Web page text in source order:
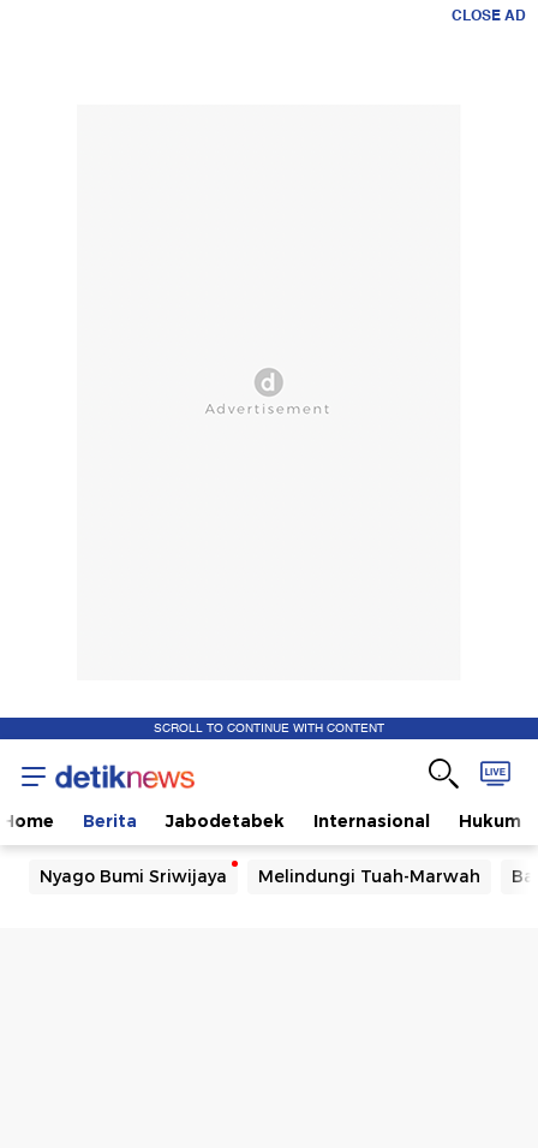
CLOSE AD
SCROLL TO CONTINUE WITH CONTENT
Home Berita Jabodetabek Internasional Hukum
Nyago Bumi Sriwijaya Melindungi Tuah-Marwah